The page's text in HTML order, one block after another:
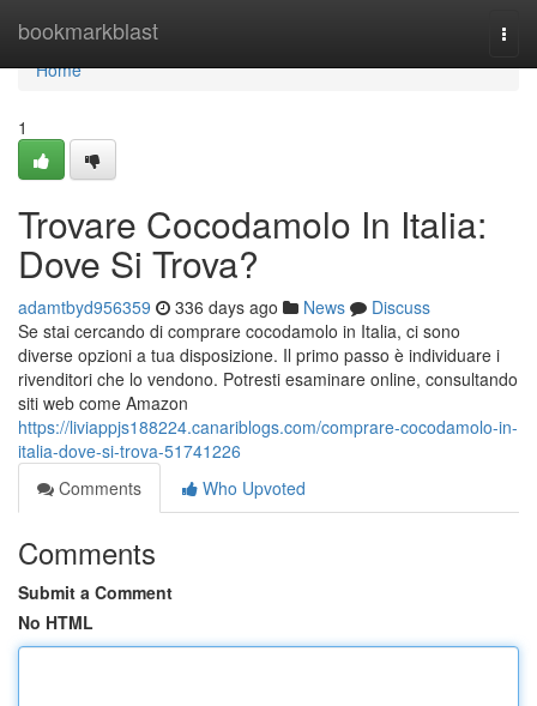
bookmarkblast
Home
Home
1
Trovare Cocodamolo In Italia:
Dove Si Trova?
adamtbyd956359 336 days ago News
Discuss
Se stai cercando di comprare cocodamolo in Italia, ci sono
diverse opzioni a tua disposizione. Il primo passo è individuare i
rivenditori che lo vendono. Potresti esaminare online, consultando
siti web come Amazon
https://liviappjs188224.canariblogs.com/comprare-cocodamolo-in-
italia-dove-si-trova-51741226
Comments
Who Upvoted
Comments
Submit a Comment
No HTML